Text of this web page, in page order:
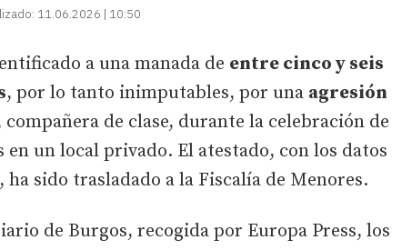
11.06.2026 | 10:50
a una manada de entre cinco y seis
, por lo tanto inimputables, por una agresión
compañera de clase, durante la celebración de
en un local privado. El atestado, con los datos
sido trasladado a la Fiscalía de Menores.
de Burgos, recogida por Europa Press, los